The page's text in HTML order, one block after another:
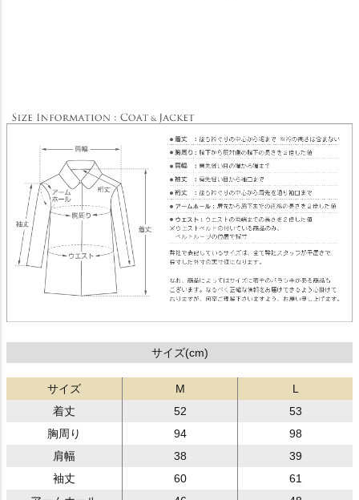
サイズ(cm)
サイズ M
L
着丈
52
53
胸周り
94
98
肩幅
38
39
袖丈
60
61